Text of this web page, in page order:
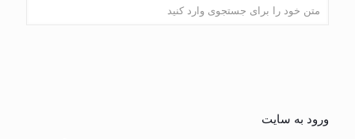
ورود به سایت